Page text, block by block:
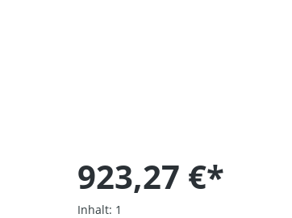
923,27 €*
Inhalt: 1